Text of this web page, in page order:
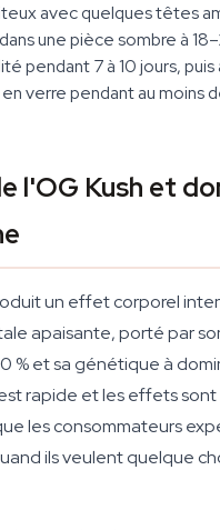
avec quelques têtes
une pièce sombre à
pendant 7 à 10 jours,
verre pendant au moins
l'OG Kush et
un effet corporel
apaisante, porté par
% et sa génétique à
rapide et les effets sont
les consommateurs
ils veulent quelque